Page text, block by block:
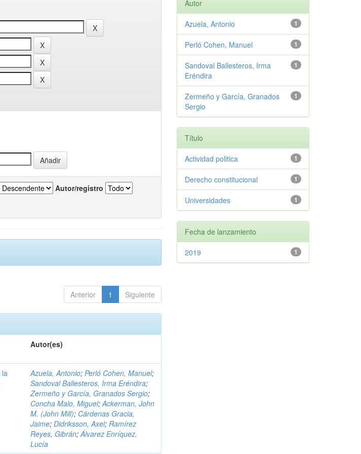
Autor/registro
Anterior 1 Siguiente
Autor(es)
la
Azuela, Antonio;Perló Cohen, Manuel;
Sandoval Ballesteros, Irma Eréndira;
Zermeño y García, Granados Sergio;
Concha Malo, Miguel;Ackerman, John
M. (John Mill); Cárdenas Gracia,
Jaime;Didriksson, Axel;Ramírez
Reyes, Gibrán;Álvarez Enríquez,
Lucía
Autor
1
Azuela, Antonio
1
Perló Cohen, Manuel
1
Sandoval Ballesteros, Irma
Eréndira
1
Zermeño y García, Granados
Sergio
Título
1
Actividad politica
1
Derecho constitucional
1
Universidades
Fecha de lanzamiento
1
2019